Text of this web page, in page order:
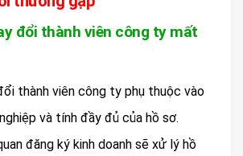
đổi thành viên công ty mất
thành viên công ty phụ thuộc vào
và tính đầy đủ của hồ sơ.
đăng ký kinh doanh sẽ xử lý hồ